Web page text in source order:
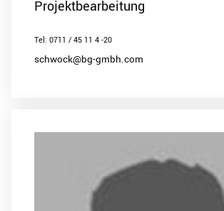
Projektbearbeitung
Tel: 0711 / 45 11 4 -20
schwock@bg-gmbh.com